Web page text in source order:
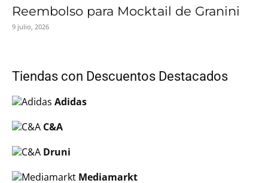
Reembolso para Mocktail de Granini
9 julio, 2026
Tiendas con Descuentos Destacados
Adidas
C&A
Druni
Mediamarkt